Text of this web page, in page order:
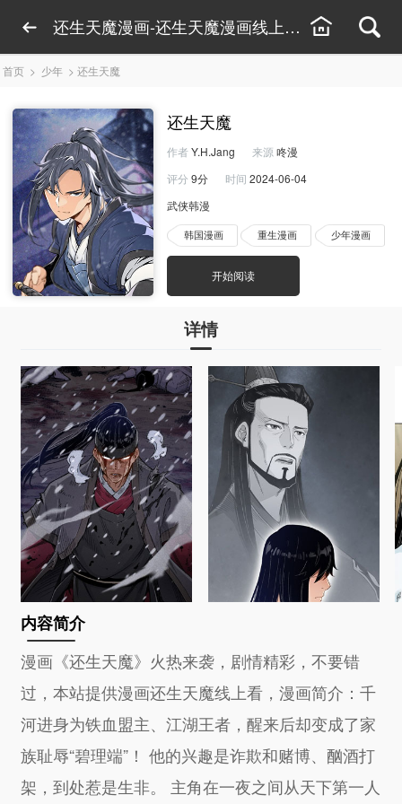
还生天魔漫画-还生天魔漫画线上看-还生天魔漫
首页 > 少年 > 还生天魔
还生天魔
作者 Y.H.Jang 来源 咚漫
评分 9分 时间 2024-06-04
武侠韩漫
韩国漫画 重生漫画 少年漫画
开始阅读
详情
内容简介
漫画《还生天魔》火热来袭，剧情精彩，不要错
过，本站提供漫画还生天魔线上看，漫画简介：千
河进身为铁血盟主、江湖王者，醒来后却变成了家
族耻辱“碧理端”！ 他的兴趣是诈欺和赌博、酗酒打
架，到处惹是生非。 主角在一夜之间从天下第一人